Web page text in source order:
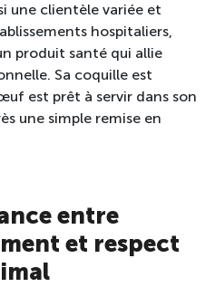
une clientèle variée et
hospitaliers,
produit santé qui allie
Sa coquille est
est prêt à servir dans son
une simple remise en
entre
et respect